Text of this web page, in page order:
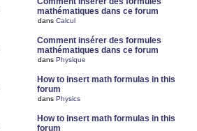
mathématiques dans ce forum
dans Calcul
Comment insérer des formules
mathématiques dans ce forum
dans Physique
How to insert math formulas in this
forum
dans Physics
How to insert math formulas in this
forum